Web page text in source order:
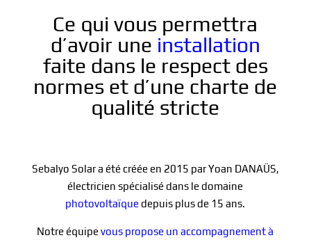
Ce qui vous permettra
d’avoir une installation
faite dans le respect des
normes et d’une charte de
qualité stricte
Sebalyo Solar a été créée en 2015 par Yoan DANAÜS,
électricien spécialisé dans le domaine
photovoltaïquedepuis plus de 15 ans.
Notre équipevous propose un accompagnement à